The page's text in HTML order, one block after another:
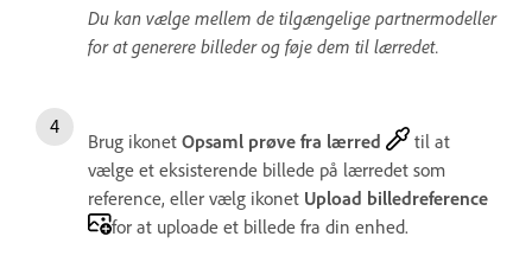
Du kan vælge mellem de tilgængelige partnermodeller
for at generere billeder og føje dem til lærredet.
Brug ikonet Opsaml prøve fra lærred
til at
vælge et eksisterende billede på lærredet som
reference, eller vælg ikonet Upload billedreference
for at uploade et billede fra din enhed.